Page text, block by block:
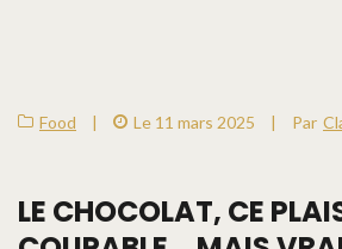
Food | Le 11 mars 2025 | Par
LE CHOCOLAT, CE